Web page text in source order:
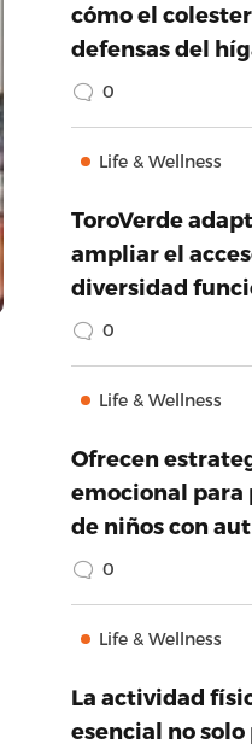
cómo el
defensas del
0
Life & Wellness
ToroVerde
ampliar el
diversidad
0
Life & Wellness
Ofrecen
emocional para
de niños con
0
Life & Wellness
La actividad
esencial no